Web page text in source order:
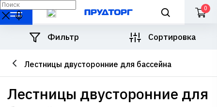
0
Лестницы двусторонние для бассейна
Фильтр Сортировка
лестницы двусторонние для